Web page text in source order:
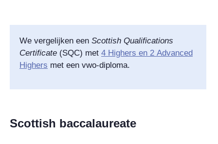
We vergelijken een Scottish Qualifications
Certificate (SQC) met 4 Highers en 2 Advanced
Highers met een vwo-diploma.
Scottish baccalaureate